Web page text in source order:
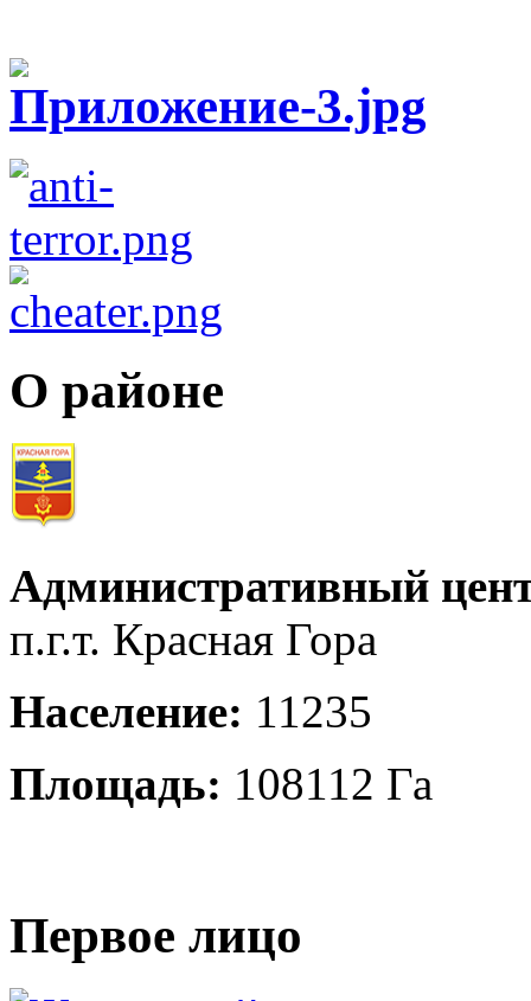
О районе
Административный
п.г.т. Красная Гора
Население: 11235
Площадь: 108112 Га
Первое лицо